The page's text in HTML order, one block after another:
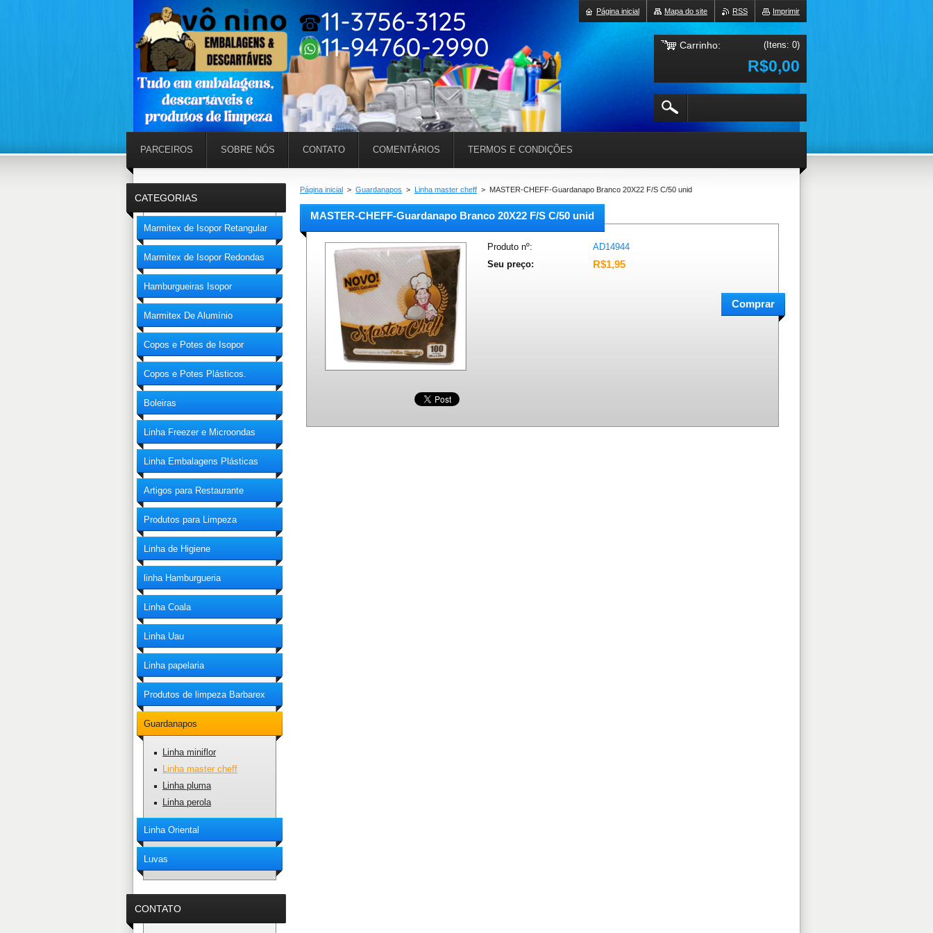
Página inicial > Guardanapos > Linha master cheff > MASTER-CHEFF-Guardanapo Branco 20X22 F/S C/50 unid
MASTER-CHEFF-Guardanapo Branco 20X22 F/S C/50 unid
Produto nº:
AD14944
Seu preço:
R$1,95
CATEGORIAS
Marmitex de Isopor Retangular
Marmitex de Isopor Redondas
Hamburgueiras Isopor
Marmitex De Alumínio
Copos e Potes de Isopor
Copos e Potes Plásticos.
Boleiras
Linha Freezer e Microondas
Linha Embalagens Plásticas
Artigos para Restaurante
Produtos para Limpeza
Linha de Higiene
linha Hamburgueria
Linha Coala
Linha Uau
Linha papelaria
Produtos de limpeza Barbarex
Guardanapos
Linha miniflor
Linha master cheff
Linha pluma
Linha perola
Linha Oriental
Luvas
CONTATO
PARCEIROS SOBRE NÓS CONTATO COMENTÁRIOS TERMOS E CONDIÇÕES
Imprimir
RSS
Mapa do site
Página inicial
Carrinho: (Itens: 0)
R$0,00